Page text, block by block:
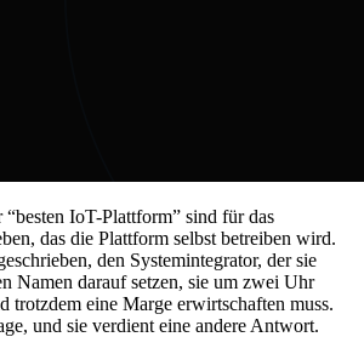
IoT-Plattform” sind für das
das die Plattform selbst betreiben wird.
den Systemintegrator, der sie
Namen darauf setzen, sie um zwei Uhr
trotzdem eine Marge erwirtschaften muss.
und sie verdient eine andere Antwort.